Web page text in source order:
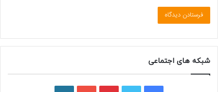
شبکه های اجتماعی